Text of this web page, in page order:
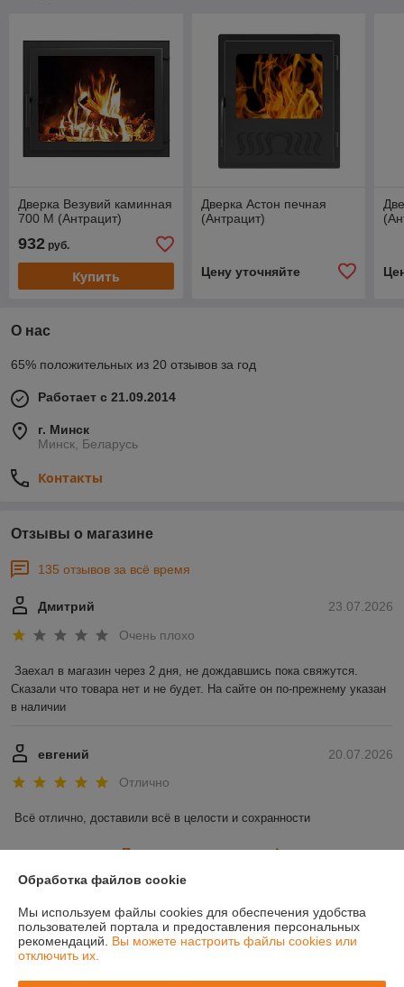
Дверка Везувий каминная
700 М (Антрацит)
932 руб.
Купить
Дверка Астон печная
(Антрацит)
Цену уточняйте
О нас
65% положительных из 20 отзывов за год
Работает с 21.09.2014
г. Минск
Минск, Беларусь
Контакты
Отзывы о магазине
135 отзывов за всё время
23.07.2026
Дмитрий
Очень плохо
Заехал в магазин через 2 дня, не дождавшись пока свяжутся.
Сказали что товара нет и не будет. На сайте он по-прежнему указан
в наличии
20.07.2026
евгений
Отлично
Всё отлично, доставили всё в целости и сохранности
Показать все отзывы
О нас
Контакты
Обработка файлов cookie
Мы используем файлы cookies для обеспечения удобства
пользователей портала и предоставления персональных
рекомендаций. Вы можете настроить файлы cookies или
отключить их.